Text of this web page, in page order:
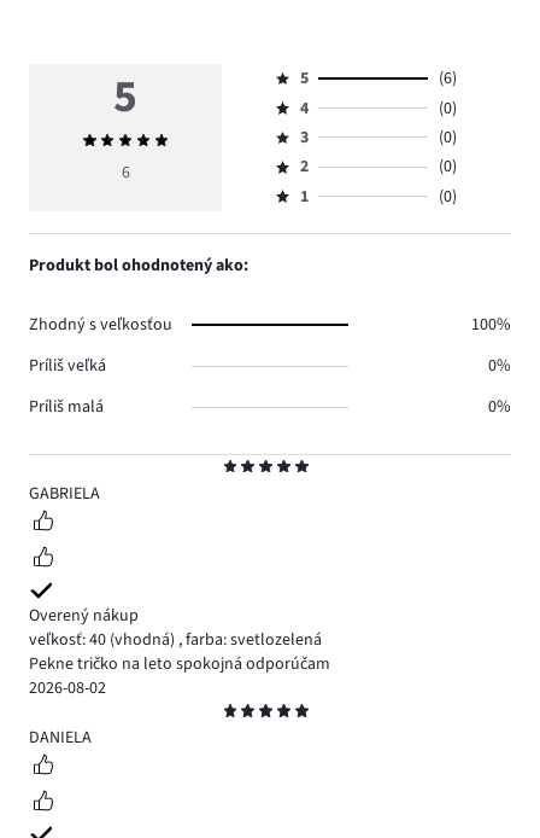
5
GABRIELA
Overený nákup
veľkosť: 40 (vhodná) ,farba: svetlozelená
Pekne tričko na leto spokojná odporúčam
2026-08-02
5
DANIELA
5
Priemerné
hodnotenie
6
Hodnotenie
5,
počet
hlasov
6.
5
(6)
Hodnotenie
4,
počet
hlasov
4
(0)
Hodnotenie
3,
počet
3
(0)
Hodnotenie
2,
2
(0)
Hodnotenie
1,
1 (0)
Produkt bol ohodnotený ako:
Zhodný s veľkosťou
100%
Príliš veľká
0%
Príliš malá
0%